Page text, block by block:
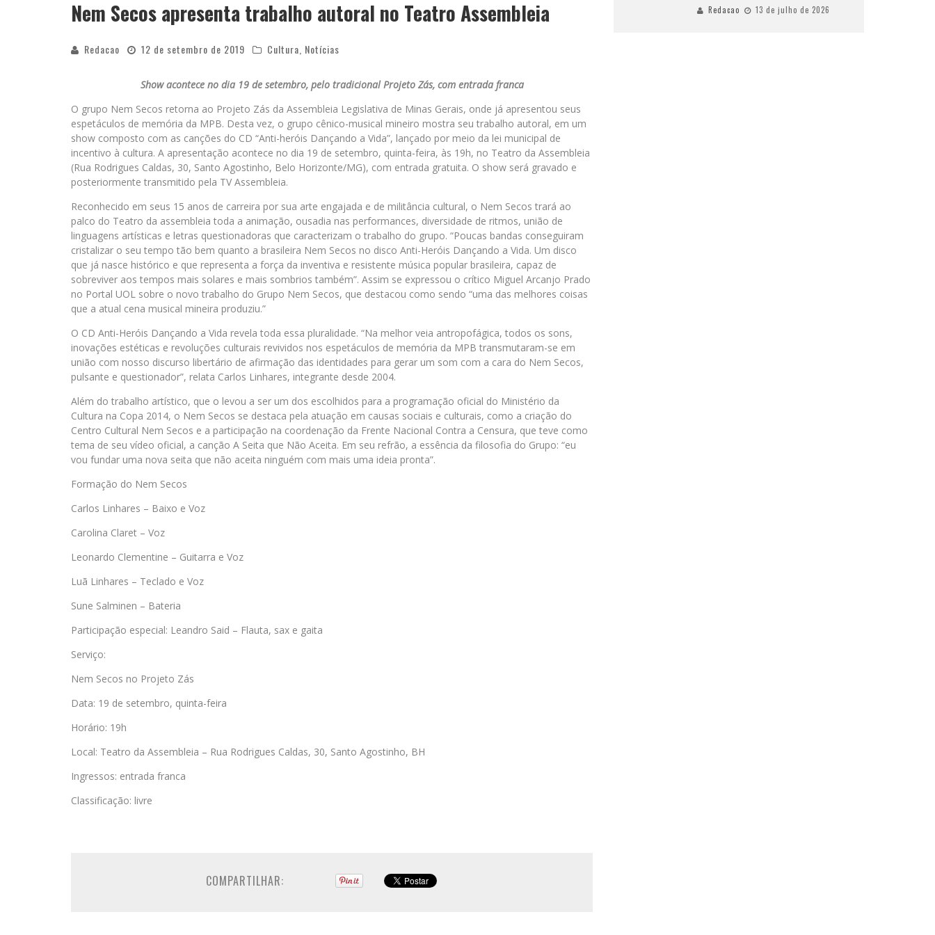
Nem Secos apresenta trabalho autoral no Teatro Assembleia
Redacao 12 de setembro de 2019 Cultura Notícias
Show acontece no dia 19 de setembro, pelo tradicional Projeto Zás, com entrada franca
O grupo Nem Secos retorna ao Projeto Zás da Assembleia Legislativa de Minas Gerais, onde já apresentou seus
espetáculos de memória da MPB. Desta vez, o grupo cênico-musical mineiro mostra seu trabalho autoral, em um
show composto com as canções do CD “Anti-heróis Dançando a Vida”, lançado por meio da lei municipal de
incentivo à cultura. A apresentação acontece no dia 19 de setembro, quinta-feira, às 19h, no Teatro da Assembleia
(Rua Rodrigues Caldas, 30, Santo Agostinho, Belo Horizonte/MG), com entrada gratuita. O show será gravado e
posteriormente transmitido pela TV Assembleia.
Reconhecido em seus 15 anos de carreira por sua arte engajada e de militância cultural, o Nem Secos trará ao
palco do Teatro da assembleia toda a animação, ousadia nas performances, diversidade de ritmos, união de
linguagens artísticas e letras questionadoras que caracterizam o trabalho do grupo. “Poucas bandas conseguiram
cristalizar o seu tempo tão bem quanto a brasileira Nem Secos no disco Anti-Heróis Dançando a Vida. Um disco
que já nasce histórico e que representa a força da inventiva e resistente música popular brasileira, capaz de
sobreviver aos tempos mais solares e mais sombrios também”. Assim se expressou o crítico Miguel Arcanjo Prado
no Portal UOL sobre o novo trabalho do Grupo Nem Secos, que destacou como sendo “uma das melhores coisas
que a atual cena musical mineira produziu.”
O CD Anti-Heróis Dançando a Vida revela toda essa pluralidade. “Na melhor veia antropofágica, todos os sons,
inovações estéticas e revoluções culturais revividos nos espetáculos de memória da MPB transmutaram-se em
união com nosso discurso libertário de afirmação das identidades para gerar um som com a cara do Nem Secos,
pulsante e questionador”, relata Carlos Linhares, integrante desde 2004.
Além do trabalho artístico, que o levou a ser um dos escolhidos para a programação oficial do Ministério da
Cultura na Copa 2014, o Nem Secos se destaca pela atuação em causas sociais e culturais, como a criação do
Centro Cultural Nem Secos e a participação na coordenação da Frente Nacional Contra a Censura, que teve como
tema de seu vídeo oficial, a canção A Seita que Não Aceita. Em seu refrão, a essência da filosofia do Grupo: “eu
vou fundar uma nova seita que não aceita ninguém com mais uma ideia pronta”.
Formação do Nem Secos
Carlos Linhares – Baixo e Voz
Carolina Claret – Voz
Leonardo Clementine – Guitarra e Voz
Luã Linhares – Teclado e Voz
Sune Salminen – Bateria
Participação especial: Leandro Said – Flauta, sax e gaita
Serviço:
Nem Secos no Projeto Zás
Data: 19 de setembro, quinta-feira
Horário: 19h
Local: Teatro da Assembleia – Rua Rodrigues Caldas, 30, Santo Agostinho, BH
Ingressos: entrada franca
Classificação: livre
COMPARTILHAR:
Redacao 13 de julho de 2026